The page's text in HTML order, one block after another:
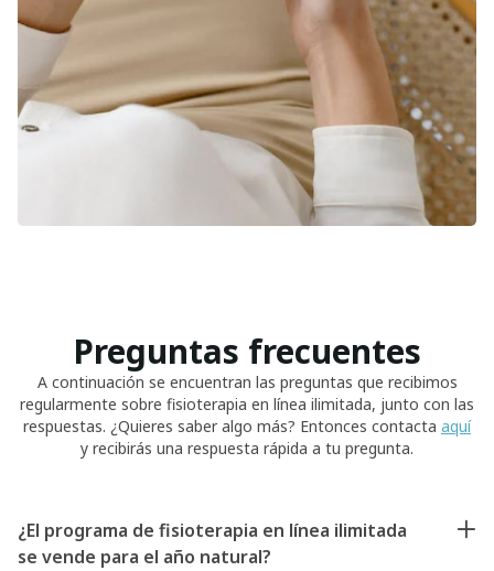
Preguntas frecuentes
A continuación se encuentran las preguntas que recibimos
regularmente sobre fisioterapia en línea ilimitada, junto con las
respuestas. ¿Quieres saber algo más? Entonces contacta aquí
y recibirás una respuesta rápida a tu pregunta.
¿El programa de fisioterapia en línea ilimitada
se vende para el año natural?